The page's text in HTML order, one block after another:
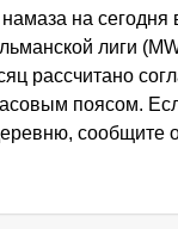
на сегодня
лиги
рассчитано
поясом.
сообщите